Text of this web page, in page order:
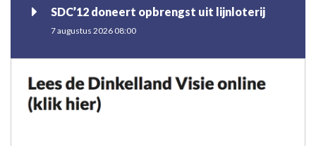
SDC’12 doneert opbrengst uit lijnloterij
7 augustus 2026 08:00